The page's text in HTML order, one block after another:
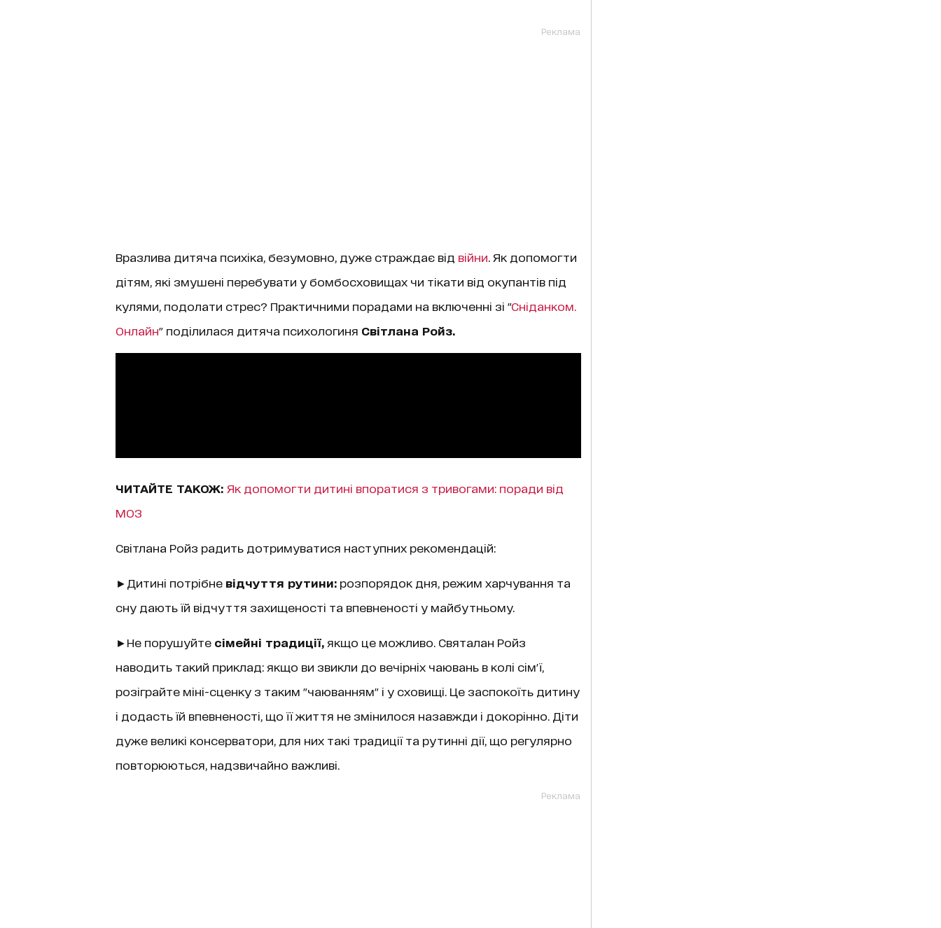
Реклама
Вразлива дитяча психіка, безумовно, дуже страждає від війни . Як допомогти
дітям, які змушені перебувати у бомбосховищах чи тікати від окупантів під
кулями, подолати стрес? Практичними порадами на включенні зі "Сніданком.
Онлайн" поділилася дитяча психологиня Світлана Ройз.
ЧИТАЙТЕ ТАКОЖ: Як допомогти дитині впоратися з тривогами: поради від
МОЗ
Світлана Ройз радить дотримуватися наступних рекомендацій:
►Дитині потрібне відчуття рутини:розпорядок дня, режим харчування та
сну дають їй відчуття захищеності та впевненості у майбутньому.
►Не порушуйте сімейні традиції,якщо це можливо. Святалан Ройз
наводить такий приклад: якщо ви звикли до вечірніх чаювань в колі сім'ї,
розіграйте міні-сценку з таким "чаюванням" і у сховищі. Це заспокоїть дитину
і додасть їй впевненості, що її життя не змінилося назавжди і докорінно. Діти
дуже великі консерватори, для них такі традиції та рутинні дії, що регулярно
повторюються, надзвичайно важливі.
Реклама